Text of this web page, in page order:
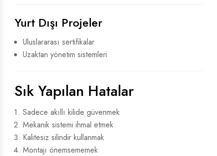
Yurt Dışı Projeler
Uluslararası sertifikalar
Uzaktan yönetim sistemleri
Sık Yapılan Hatalar
Sadece akıllı kilide güvenmek
Mekanik sistemi ihmal etmek
Kalitesiz silindir kullanmak
Montajı önemsememek